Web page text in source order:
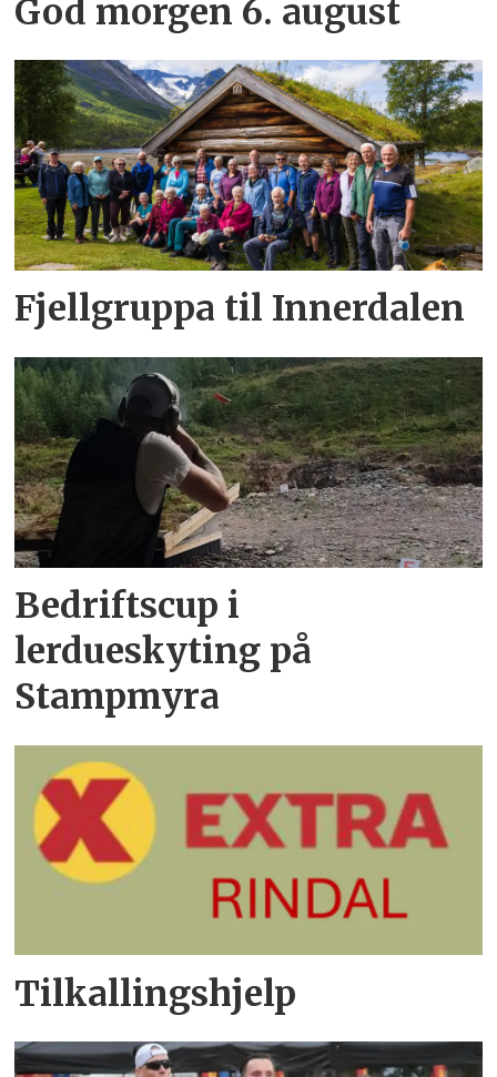
God morgen 6. august
Fjellgruppa til Innerdalen
Bedriftscup i
lerdueskyting på
Stampmyra
Tilkallingshjelp